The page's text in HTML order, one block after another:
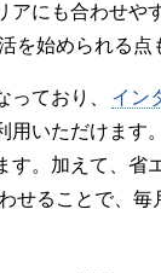
にも合わせや
を始められる点
ており、 イン
用いただけます
す。加えて、
せることで、